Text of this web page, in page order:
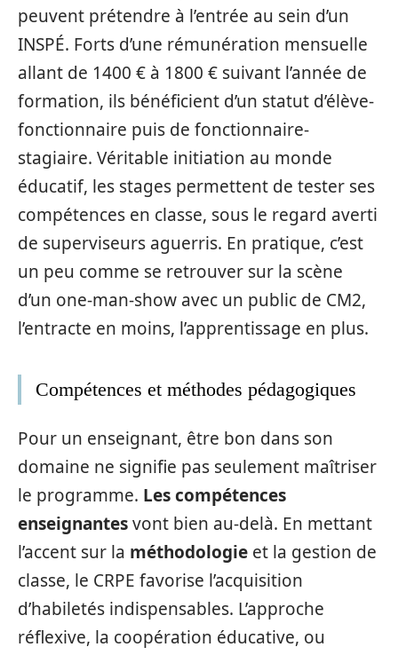
peuvent prétendre à l’entrée au sein d’un
INSPÉ. Forts d’une rémunération mensuelle
allant de 1400 € à 1800 € suivant l’année de
formation, ils bénéficient d’un statut d’élève-
fonctionnaire puis de fonctionnaire-
stagiaire. Véritable initiation au monde
éducatif, les stages permettent de tester ses
compétences en classe, sous le regard averti
de superviseurs aguerris. En pratique, c’est
un peu comme se retrouver sur la scène
d’un one-man-show avec un public de CM2,
l’entracte en moins, l’apprentissage en plus.
Compétences et méthodes pédagogiques
Pour un enseignant, être bon dans son
domaine ne signifie pas seulement maîtriser
le programme. Les compétences
enseignantesvont bien au-delà. En mettant
l’accent sur la méthodologie et la gestion de
classe, le CRPE favorise l’acquisition
d’habiletés indispensables. L’approche
réflexive, la coopération éducative, ou